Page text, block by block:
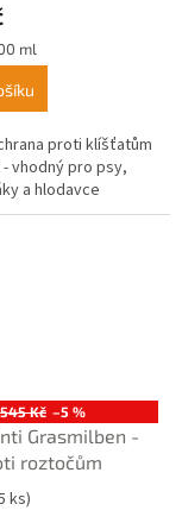
ml
proti klíšťatům
- vhodný pro psy,
a hlodavce
545 Kč –5 %
Grasmilben -
roztočům
ks)